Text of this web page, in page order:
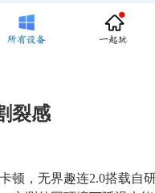
裂感
顿，无界趣连2.0搭载自